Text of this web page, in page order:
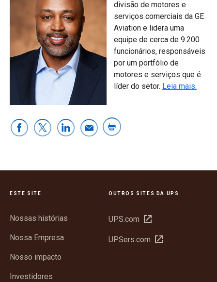
divisão de motores e
serviços comerciais da GE
Aviation e lidera uma
equipe de cerca de 9.200
funcionários, responsáveis
por um portfólio de
motores e serviços que é
líder do setor. Leia mais.
ESTE SITE
Nossas histórias
Nossa Empresa
Nosso impacto
Investidores
OUTROS SITES DA UPS
UPS.com
Abrir
nova
UPSers.com
Abrir